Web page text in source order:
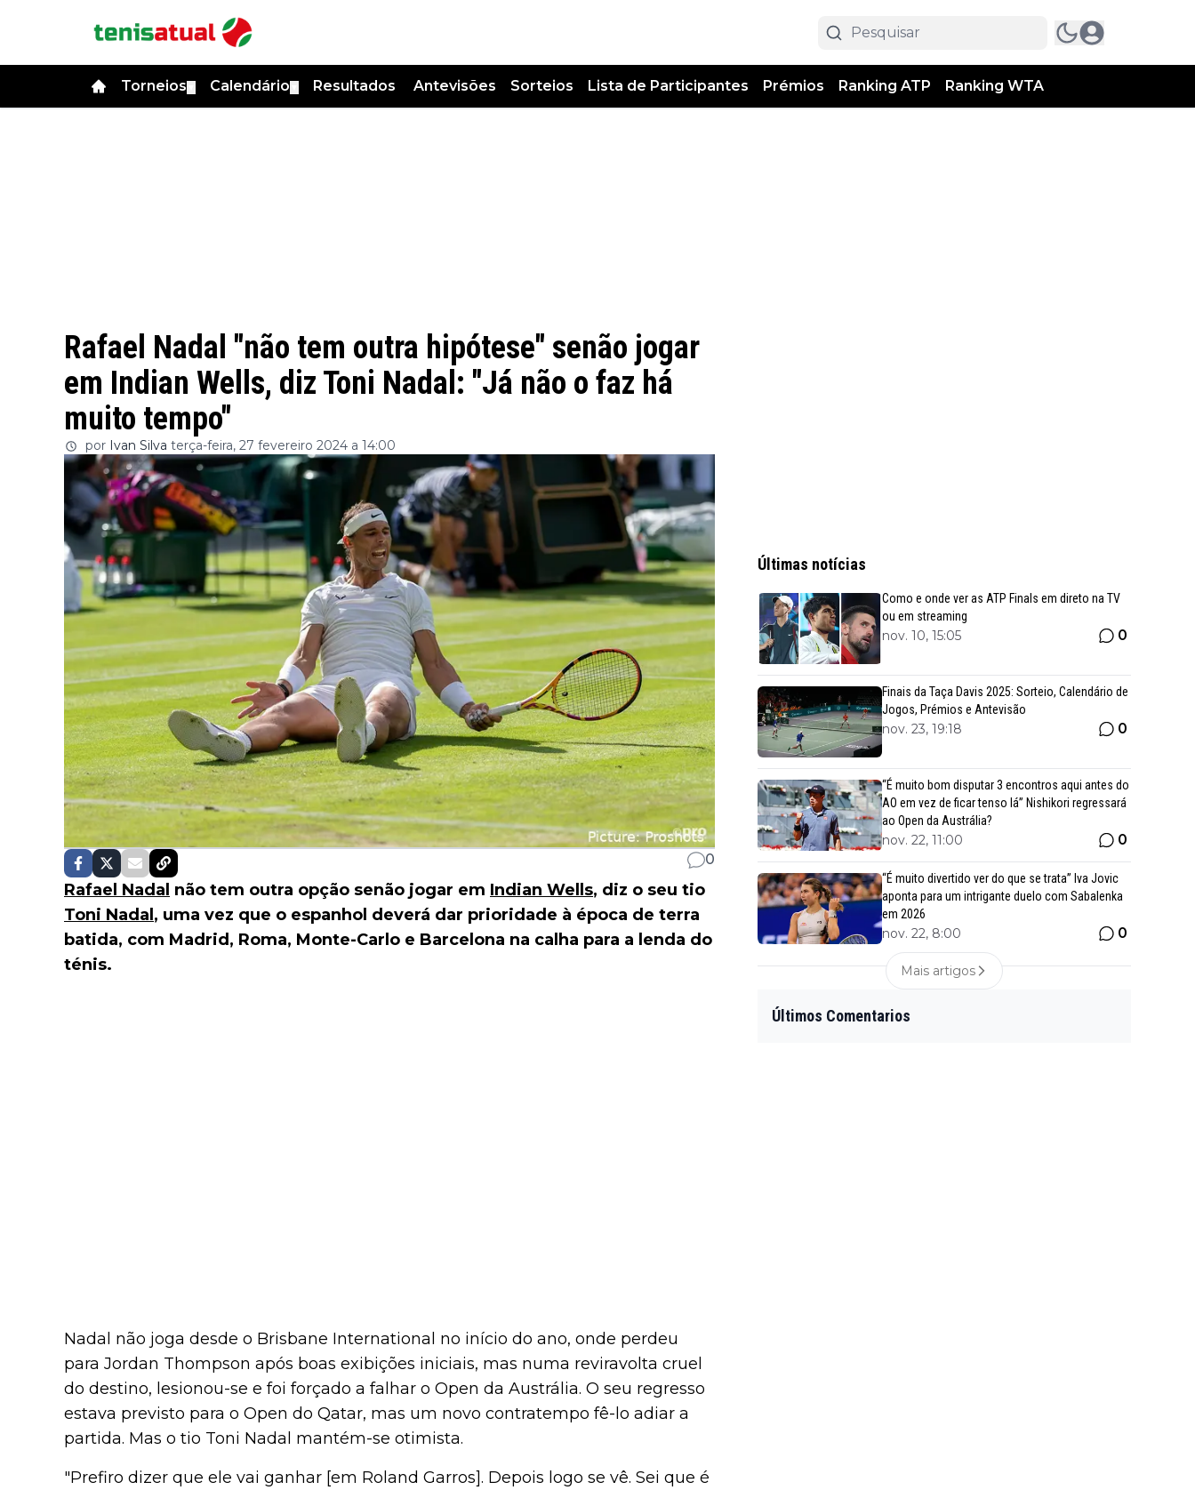
Torneios Calendário Resultados Antevisões Sorteios Lista de Participantes Prémios Ranking ATP Ranking WTA
Rafael Nadal "não tem outra hipótese" senão jogar
em Indian Wells, diz Toni Nadal: "Já não o faz há
muito tempo"
por Ivan Silva terça-feira, 27 fevereiro 2024 a 14:00
0
Rafael Nadal não tem outra opção senão jogar em Indian Wells, diz o seu tio
Toni Nadal , uma vez que o espanhol deverá dar prioridade à época de terra
batida, com Madrid, Roma, Monte-Carlo e Barcelona na calha para a lenda do
ténis.
Nadal não joga desde o Brisbane International no início do ano, onde perdeu
para Jordan Thompson após boas exibições iniciais, mas numa reviravolta cruel
do destino, lesionou-se e foi forçado a falhar o Open da Austrália. O seu regresso
estava previsto para o Open do Qatar, mas um novo contratempo fê-lo adiar a
partida. Mas o tio Toni Nadal mantém-se otimista.
"Prefiro dizer que ele vai ganhar [em Roland Garros]. Depois logo se vê. Sei que é
Últimas notícias
Como e onde ver as ATP Finals em direto na TV
ou em streaming
nov. 10, 15:05 0
Finais da Taça Davis 2025: Sorteio, Calendário de
Jogos, Prémios e Antevisão
nov. 23, 19:18 0
“É muito bom disputar 3 encontros aqui antes do
AO em vez de ficar tenso lá” Nishikori regressará
ao Open da Austrália?
nov. 22, 11:00 0
“É muito divertido ver do que se trata” Iva Jovic
aponta para um intrigante duelo com Sabalenka
em 2026
nov. 22, 8:00 0
Mais artigos
Últimos Comentarios